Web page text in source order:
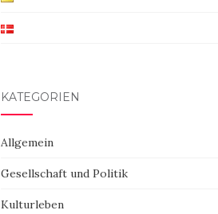
KATEGORIEN
Allgemein
Gesellschaft und Politik
Kulturleben